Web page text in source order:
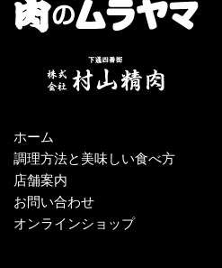
ホーム
調理方法と美味しい食べ方
店舗案内
お問い合わせ
オンラインショップ